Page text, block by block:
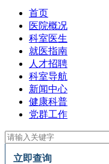
首页
医院概况
科室医生
就医指南
人才招聘
科室导航
新闻中心
健康科普
党群工作
立即查询